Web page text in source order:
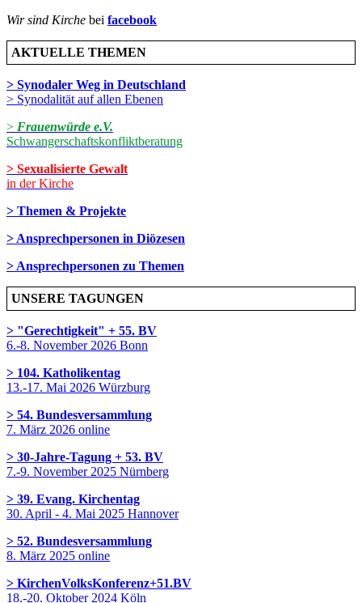
Wir sind Kirche bei facebook
AKTUELLE THEMEN
> Synodaler Weg in Deutschland
> Synodalität auf allen Ebenen
> Frauenwürde e.V.
Schwangerschaftskonfliktberatung
> Sexualisierte Gewalt
in der Kirche
> Themen & Projekte
> Ansprechpersonen in Diözesen
> Ansprechpersonen zu Themen
UNSERE TAGUNGEN
> "Gerechtigkeit" + 55. BV
6.-8. November 2026 Bonn
> 104. Katholikentag
13.-17. Mai 2026 Würzburg
> 54. Bundesversammlung
7. März 2026 online
> 30-Jahre-Tagung + 53. BV
7.-9. November 2025 Nürnberg
> 39. Evang. Kirchentag
30. April - 4. Mai 2025 Hannover
> 52. Bundesversammlung
8. März 2025 online
> KirchenVolksKonferenz+51.BV
18.-20. Oktober 2024 Köln